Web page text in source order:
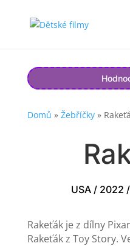
Domů » Žebříčky»
USA / 2022
Rakeťák je z dílny
Rakeťák z Toy Story.